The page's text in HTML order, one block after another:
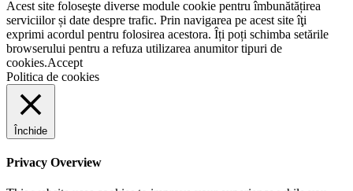
Acest site foloseşte diverse module cookie pentru îmbunătățirea
serviciilor și date despre trafic. Prin navigarea pe acest site îţi
exprimi acordul pentru folosirea acestora. Îți poți schimba setările
browserului pentru a refuza utilizarea anumitor tipuri de
cookies.Accept
Politica de cookies
Închide
Privacy Overview